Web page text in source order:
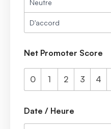
Neutre
D'accord
Net Promoter Score
0 1 2 3 4
Date / Heure